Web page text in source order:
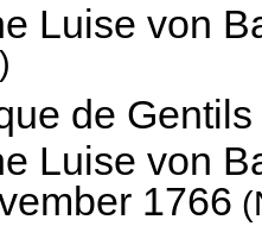
Luise von
de
Luise von
1766